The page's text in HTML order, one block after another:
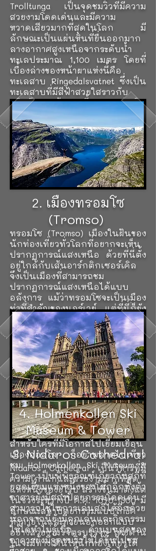
Trolltunga เป็นจุดชมวิวที่มีความ
สวยงามโดดเด่นและมีความ
หวาดเสียวมากที่สุดในโลก มี
ลักษณะเป็นแผ่นหินที่ยื่นออกมาก
ลางอากาศสูงเหนือจากระดับน้ำ
ทะเลประมาณ 1,100 เมตร โดยที่
เบื้องล่างของหน้าผาแห่งนี้คือ
ทะเลสาบ Ringedalsvatnet ซึ่งเป็น
ทะเลสาบที่มีสีฟ้าสวยใสราวกับ
คริสตัล เส้นทางนี้จะสามารถเดิน
ขึ้นไปเที่ยวได้ในช่วงระหว่างกลาง
เดือนมิถุนายน-กลางเดือน
กันยายน ใช้เวลาประมาณ 10-12
ชั่วโมง ระยะทางไป-กลับประมาณ
23 กิโลเมตร
2. เมืองทรอมโซ
(Tromso)
ทรอมโซ (Tromso) เมืองในฝันของ
นักท่องเที่ยวทั่วโลกที่อยากจะเห็น
ปรากฏการณ์แสงเหนือ ด้วยที่นี่ตั้ง
อยู่ใกล้กับเส้นอาร์กติกเซอร์เคิล
จึงเป็นเมืองที่สามารถชม
ปรากฏการณ์แสงเหนือได้แบบ
อลังการ แม้ว่าทรอมโซจะเป็นเมือง
ท่าที่สำคัญของนอร์เวย์ แต่ที่นี่ก็ยัง
คงเงียบสงบ มีวิถีชีวิตอันเป็น
เอกลักษณ์โดดเด่น น่ามาเที่ยว
อย่างยิ่ง
3. Nidaros Cathedral
Nidaros Cathedral เป็นวิหารที่มี
ความเก่าแก่และสวยงามมากที่สุด
แห่งหนึ่งของยุโรป สร้างขึ้นมาตั้งแต่
ในช่วงระหว่างปี ค.ศ.1070-1300มี
ลักษณะสถาปัตยกรรมแบบโกธิค
ทั้งภายในและภายนอกออกแบบ
อย่างสวยงามวิจิตรบรรจง โดยด้าน
ในจะมีทางเดินให้นักท่องเที่ยวได้
4. Holmenkollen Ski
Museum & Tower
สำหรับใครที่มีโอกาสไปเยี่ยมเยือน
เมืองออสโล ก็อย่าพลาดไปเที่ยว
ชม Holmenkollen Ski Museum &
Tower เป็นพิพิธภัณฑ์เกี่ยวกับสกีที่
ยอดเยี่ยมแห่งหนึ่งของโลกอีกทั้งตัว
อาคารยังมีสถาปัตยกรรมโดดเด่น
สามารถใช้ในการเล่นสกีได้อีกด้วย
นอกจากนี้ยังมีลูกเล่นและกิจกรรม
ให้ได้ทำไม่รู้เบื่อ ด้านบนสุดของ
อาคารยังมีจุดชมวิวให้ได้ขึ้นไปชม